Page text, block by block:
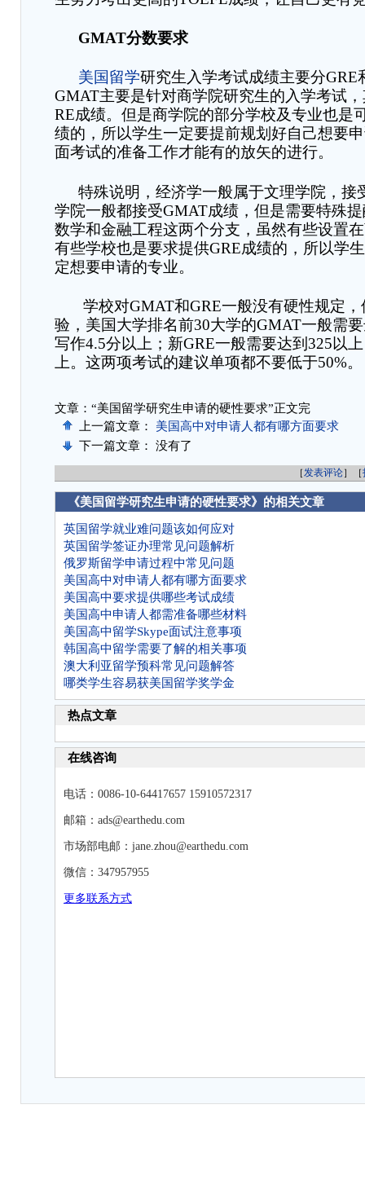
GMAT分数要求
美国留学研究生入学考试成绩主要分GRE
GMAT主要是针对商学院研究生的入学考试
RE成绩。但是商学院的部分学校及专业也是
绩的，所以学生一定要提前规划好自己想要
面考试的准备工作才能有的放矢的进行。
特殊说明，经济学一般属于文理学院，接
学院一般都接受GMAT成绩，但是需要特殊
数学和金融工程这两个分支，虽然有些设置
有些学校也是要求提供GRE成绩的，所以学
定想要申请的专业。
学校对GMAT和GRE一般没有硬性规定
验，美国大学排名前30大学的GMAT一般需
写作4.5分以上；新GRE一般需要达到 325以
上。这两项考试的建议单项都不要低于50%。
文章：“美国留学研究生申请的硬性要求”正文完
上一篇文章： 美国高中对申请人都有哪方面要求
下一篇文章： 没有了
［发表评论］［
《美国留学研究生申请的硬性要求》的相关文章
英国留学就业难问题该如何应对
英国留学签证办理常见问题解析
俄罗斯留学申请过程中常见问题
美国高中对申请人都有哪方面要求
美国高中要求提供哪些考试成绩
美国高中申请人都需准备哪些材料
美国高中留学Skype面试注意事项
韩国高中留学需要了解的相关事项
澳大利亚留学预科常见问题解答
哪类学生容易获美国留学奖学金
热点文章
在线咨询